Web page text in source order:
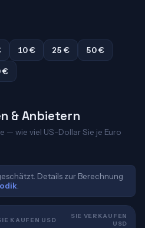
10 € 25 €
50 €
€
& Anbietern
— wie viel US-Dollar Sie je Euro
Details zur Berechnung
KAUFEN USD
SIE VERKAUFEN
USD